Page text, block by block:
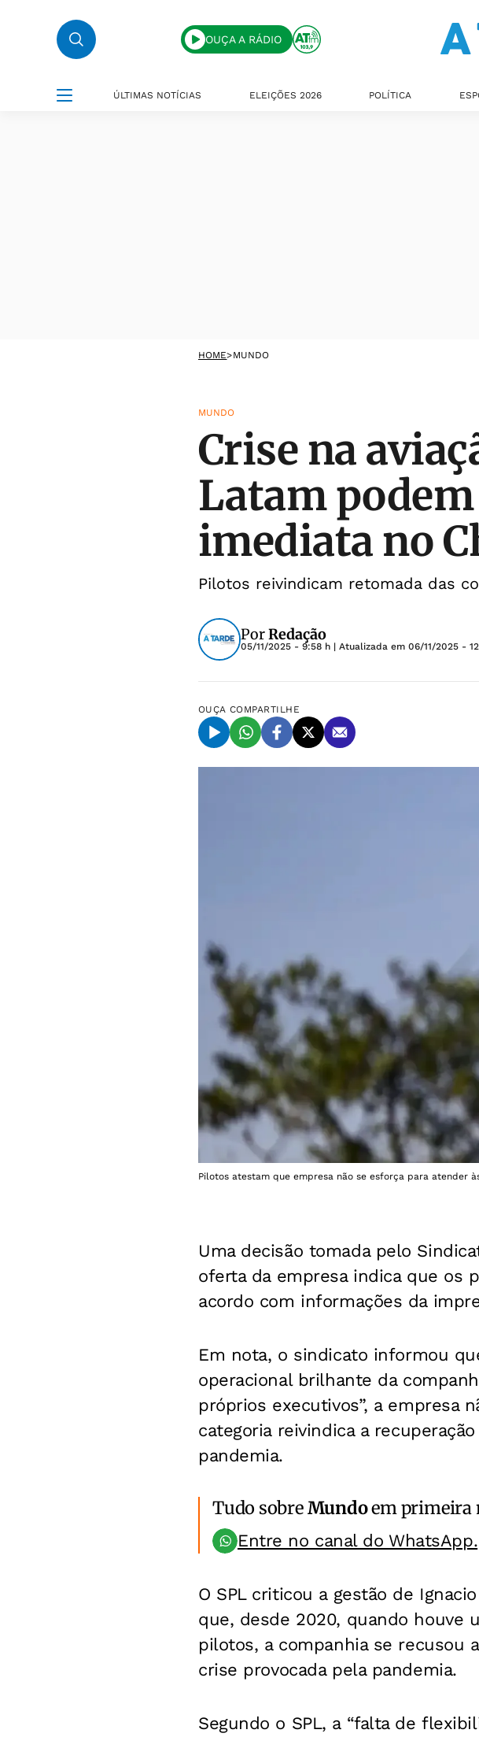
OUÇA A RÁDIO
ÚLTIMAS NOTÍCIAS ELEIÇÕES 2026 POLÍTICA
HOME>MUNDO
MUNDO
Crise na
Latam
imediata no
Pilotos reivindicam retomada das
PorRedação
05/11/2025 - 9:58 h | Atualizada em 06/11/2025 -
OUÇA COMPARTILHE
Pilotos atestam que empresa não se esforça para atender
Uma decisão tomada pelo
oferta da empresa indica que os
acordo com informações da
Em nota, o sindicato informou
operacional brilhante da
próprios executivos”, a empresa
categoria reivindica a
pandemia.
Tudo sobreMundoem primeira
Entre no canal do WhatsApp.
O SPL criticou a gestão de
que, desde 2020, quando houve
pilotos, a companhia se recusou
crise provocada pela pandemia.
Segundo o SPL, a “falta de